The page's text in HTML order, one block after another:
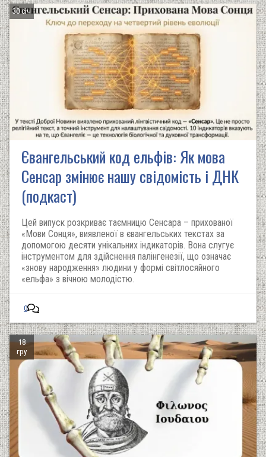
30 січ
Євангельський код ельфів: Як мова
Сенсар змінює нашу свідомість і ДНК
(подкаст)
Цей випуск розкриває таємницю Сенсара – прихованої
«Мови Сонця», виявленої в євангельських текстах за
допомогою десяти унікальних індикаторів. Вона слугує
інструментом для здійснення палінгенезії, що означає
«знову народження» людини у формі світлосяйного
«ельфа» з вічною молодістю.
0
18
гру